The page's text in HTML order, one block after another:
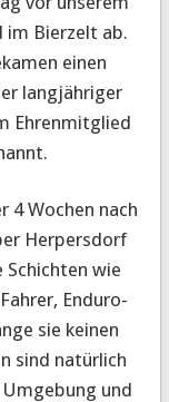
im Bierzelt ab.
einen
langjähriger
Ehrenmitglied
Wochen nach
Herpersdorf
wie
Enduro-
sie keinen
sind natürlich
und